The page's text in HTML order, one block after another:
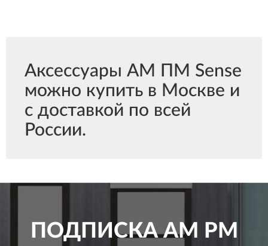
Аксессуары АМ ПМ Sense
можно купить в Москве и
с доставкой по всей
России.
ПОДПИСКАAM PM